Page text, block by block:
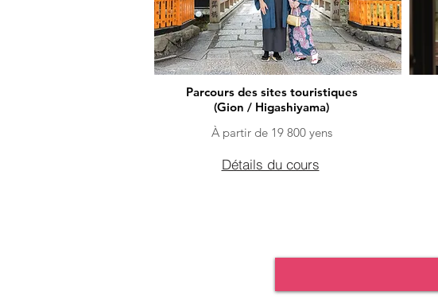
Parcours des sites touristiques
(Gion / Higashiyama)
À partir de 19 800 yens
Détails du cours